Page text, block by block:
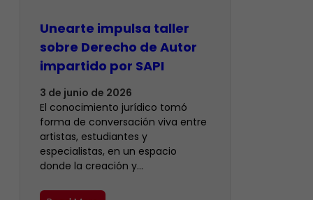
Unearte impulsa taller
sobre Derecho de Autor
impartido por SAPI
3 de junio de 2026
El conocimiento jurídico tomó
forma de conversación viva entre
artistas, estudiantes y
especialistas, en un espacio
donde la creación y…